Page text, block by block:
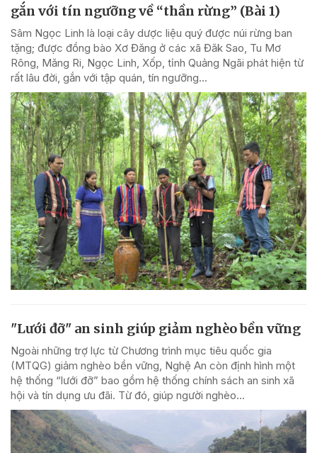
gắn với tín ngưỡng về “thần rừng” (Bài 1)
Sâm Ngọc Linh là loại cây dược liệu quý được núi rừng ban
tặng; được đồng bào Xơ Đăng ở các xã Đăk Sao, Tu Mơ
Rông, Măng Ri, Ngọc Linh, Xốp, tỉnh Quảng Ngãi phát hiện từ
rất lâu đời, gắn với tập quán, tín ngưỡng...
"Lưới đỡ" an sinh giúp giảm nghèo bền vững
Ngoài những trợ lực từ Chương trình mục tiêu quốc gia
(MTQG) giảm nghèo bền vững, Nghệ An còn định hình một
hệ thống “lưới đỡ” bao gồm hệ thống chính sách an sinh xã
hội và tín dụng ưu đãi. Từ đó, giúp người nghèo...